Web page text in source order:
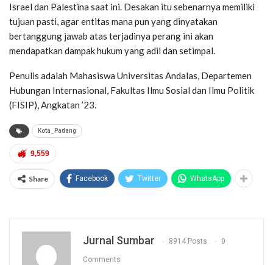
Israel dan Palestina saat ini. Desakan itu sebenarnya memiliki
tujuan pasti, agar entitas mana pun yang dinyatakan
bertanggung jawab atas terjadinya perang ini akan
mendapatkan dampak hukum yang adil dan setimpal.
Penulis adalah Mahasiswa Universitas Andalas, Departemen
Hubungan Internasional, Fakultas Ilmu Sosial dan Ilmu Politik
(FISIP), Angkatan ’23.
Kota_Padang
9,559
Share Facebook Twitter WhatsApp
Jurnal Sumbar 8914 Posts 0
Comments